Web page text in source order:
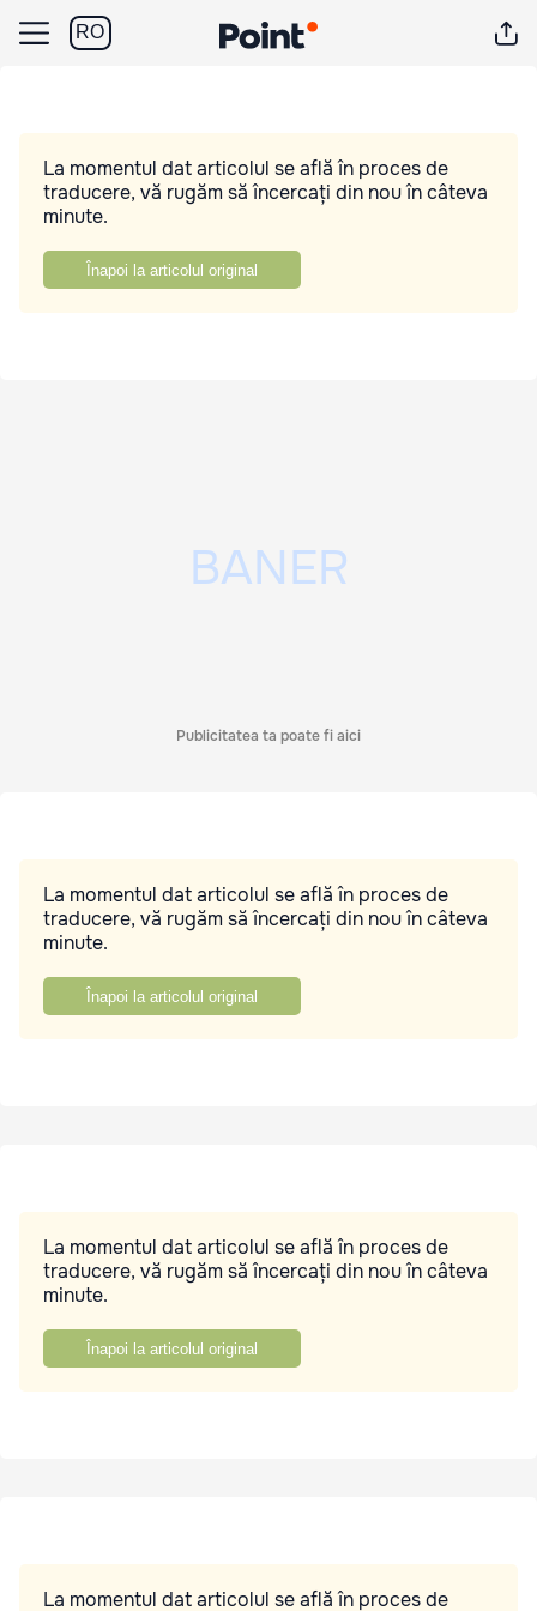
RO
La momentul dat articolul se află în proces de
traducere, vă rugăm să încercați din nou în câteva
minute.
Înapoi la articolul original
Publicitatea ta poate fi aici
La momentul dat articolul se află în proces de
traducere, vă rugăm să încercați din nou în câteva
minute.
Înapoi la articolul original
La momentul dat articolul se află în proces de
traducere, vă rugăm să încercați din nou în câteva
minute.
Înapoi la articolul original
La momentul dat articolul se află în proces de